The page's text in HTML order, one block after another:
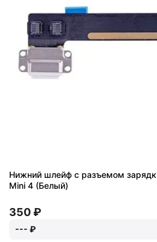
Нижний шлейф с разъемом
Mini 4 (Белый)
350 ₽
--- ₽